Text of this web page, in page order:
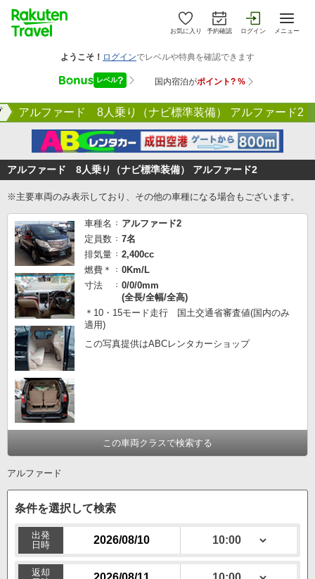
お気に入り 予約確認 ログイン メニュー
アルファード 8人乗り（ナビ標準装備） アルファード2
アルファード 8人乗り（ナビ標準装備） アルファード2
※主要車両のみ表示しており、その他の車種になる場合もございます。
車種名
アルファード2
定員数
7名
排気量
2,400cc
燃費＊
0Km/L
寸法
0/0/0mm
(全長/全幅/全高)
＊10・15モード走行 国土交通省審査値(国内のみ
適用)
この写真提供はABCレンタカーショップ
この車両クラスで検索する
アルファード
条件を選択して検索
出発
日時
返却